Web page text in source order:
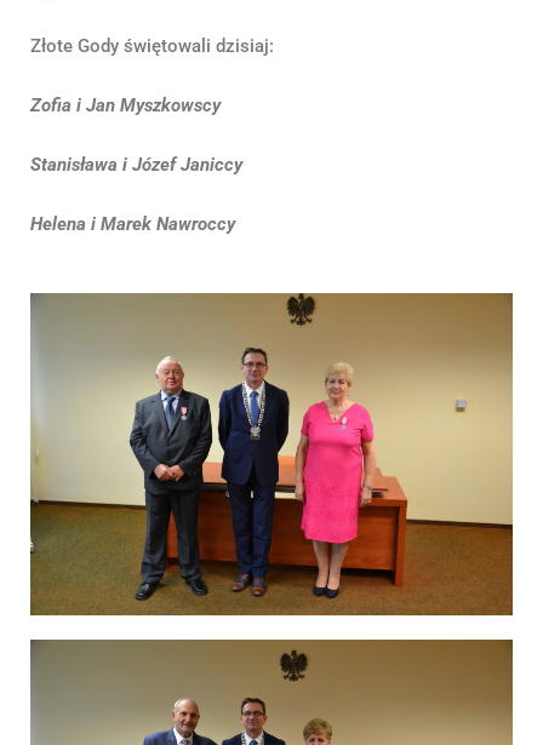
Złote Gody świętowali dzisiaj:
Zofia i Jan Myszkowscy
Stanisława i Józef Janiccy
Helena i Marek Nawroccy